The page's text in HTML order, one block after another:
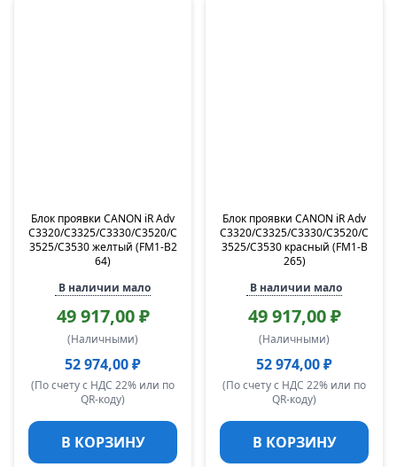
Блок проявки CANON iR Adv
C3320/C3325/C3330/C3520/C
3525/C3530 желтый (FM1-B2
64)
В наличии мало
49 917,00 ₽
(Наличными)
52 974,00 ₽
(По счету с НДС 22% или по
QR-коду)
В КОРЗИНУ
Блок проявки CANON iR Adv
C3320/C3325/C3330/C3520/C
3525/C3530 красный (FM1-B
265)
В наличии мало
49 917,00 ₽
(Наличными)
52 974,00 ₽
(По счету с НДС 22% или по
QR-коду)
В КОРЗИНУ